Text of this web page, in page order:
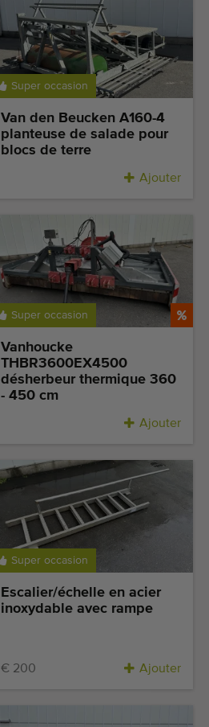
Super occasion
Van den Beucken A160-4
planteuse de salade pour
blocs de terre
Ajouter
Super occasion
Vanhoucke
THBR3600EX4500
désherbeur thermique 360
- 450 cm
Ajouter
Super occasion
Escalier/échelle en acier
inoxydable avec rampe
€ 200 Ajouter